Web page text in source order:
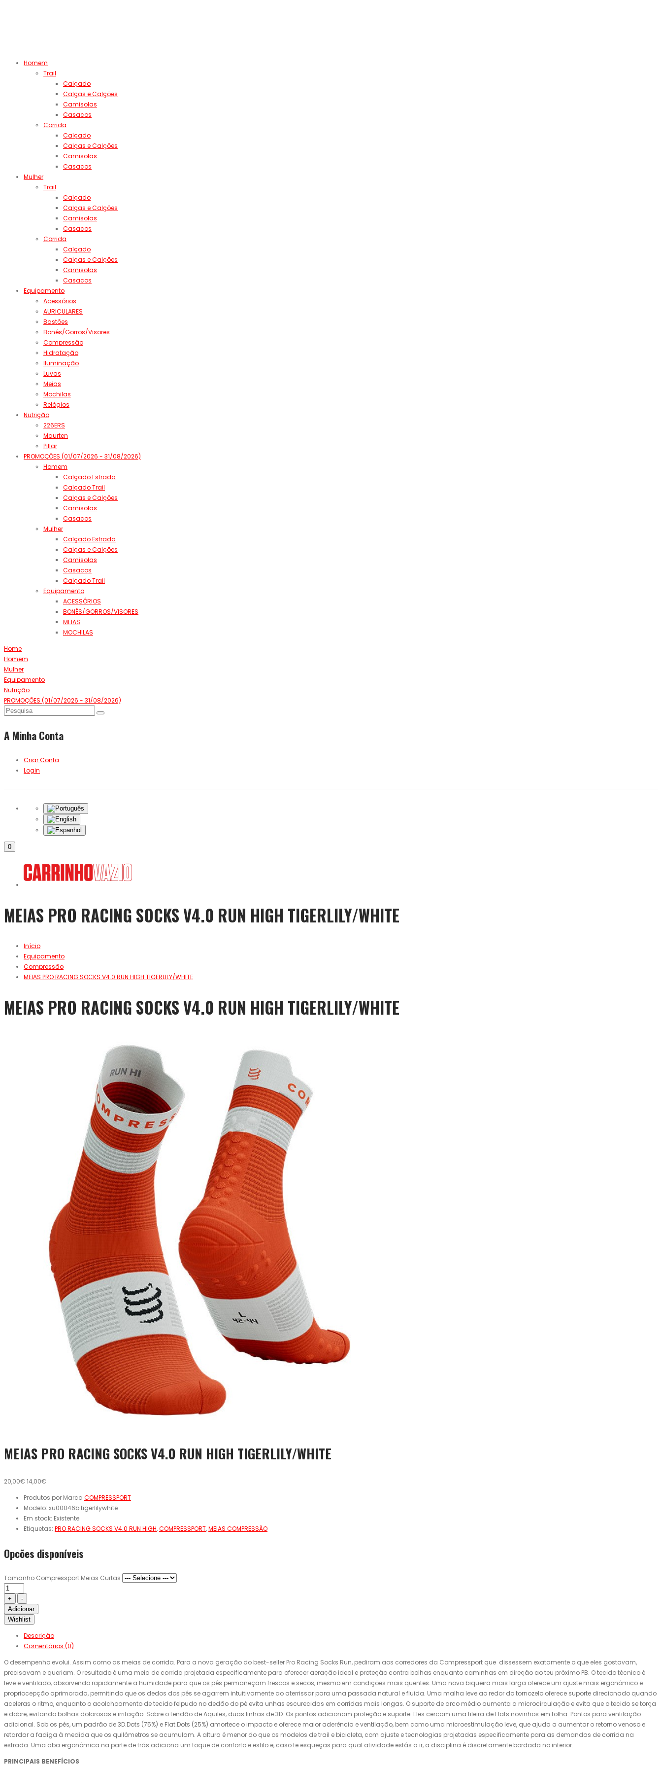
Homem
Trail
Calçado
Calças e Calções
Camisolas
Casacos
Corrida
Calçado
Calças e Calções
Camisolas
Casacos
Mulher
Trail
Calçado
Calças e Calções
Camisolas
Casacos
Corrida
Calçado
Calças e Calções
Camisolas
Casacos
Equipamento
Acessórios
AURICULARES
Bastões
Bonés/Gorros/Visores
Compressão
Hidratação
Iluminação
Luvas
Meias
Mochilas
Relógios
Nutrição
226ERS
Maurten
Pillar
PROMOÇÕES (01/07/2026 - 31/08/2026)
Homem
Calçado Estrada
Calçado Trail
Calças e Calções
Camisolas
Casacos
Mulher
Calçado Estrada
Calças e Calções
Camisolas
Casacos
Calçado Trail
Equipamento
ACESSÓRIOS
BONÉS/GORROS/VISORES
MEIAS
MOCHILAS
Home
Homem
Mulher
Equipamento
Nutrição
PROMOÇÕES (01/07/2026 - 31/08/2026)
A Minha Conta
Criar Conta
Login
0
MEIAS PRO RACING SOCKS V4.0 RUN HIGH TIGERLILY/WHITE
Início
Equipamento
Compressão
MEIAS PRO RACING SOCKS V4.0 RUN HIGH TIGERLILY/WHITE
MEIAS PRO RACING SOCKS V4.0 RUN HIGH TIGERLILY/WHITE
MEIAS PRO RACING SOCKS V4.0 RUN HIGH TIGERLILY/WHITE
20,00€ 14,00€
Produtos por Marca COMPRESSPORT
Modelo: xu00046b.tigerlilywhite
Em stock: Existente
Etiquetas: PRO RACING SOCKS V4.0 RUN HIGH,COMPRESSPORT,MEIAS COMPRESSÃO
Opcões disponíveis
Tamanho Compressport Meias Curtas
Adicionar
Wishlist
Descrição
Comentários (0)
O desempenho evolui. Assim como as meias de corrida. Para a nova geração do best-seller Pro Racing Socks Run, pediram aos corredores da Compressport que dissessem exatamente o que eles gostavam,
precisavam e queriam. O resultado é uma meia de corrida projetada especificamente para oferecer aeração ideal e proteção contra bolhas enquanto caminhas em direção ao teu próximo PB. O tecido técnico é
leve e ventilado, absorvendo rapidamente a humidade para que os pés permaneçam frescos e secos, mesmo em condições mais quentes. Uma nova biqueira mais larga oferece um ajuste mais ergonômico e
propriocepção aprimorada, permitindo que os dedos dos pés se agarrem intuitivamente ao aterrissar para uma passada natural e fluida. Uma malha leve ao redor do tornozelo oferece suporte direcionado quando
aceleras o ritmo, enquanto o acolchoamento de tecido felpudo no dedão do pé evita unhas escurecidas em corridas mais longas. O suporte de arco médio aumenta a microcirculação e evita que o tecido se torça
e dobre, evitando bolhas dolorosas e irritação. Sobre o tendão de Aquiles, duas linhas de 3D. Os pontos adicionam proteção e suporte. Eles cercam uma fileira de Flats novinhos em folha. Pontos para ventilação
adicional. Sob os pés, um padrão de 3D.Dots (75%) e Flat.Dots (25%) amortece o impacto e oferece maior aderência e ventilação, bem como uma microestimulação leve, que ajuda a aumentar o retorno venoso e
retardar a fadiga à medida que os quilômetros se acumulam. A altura é menor do que os modelos de trail e bicicleta, com ajuste e tecnologias projetadas especificamente para as demandas de corrida na
estrada. Uma aba ergonômica na parte de trás adiciona um toque de conforto e estilo e, caso te esqueças para qual atividade estás a ir, a disciplina é discretamente bordada no interior.
PRINCIPAIS BENEFÍCIOS